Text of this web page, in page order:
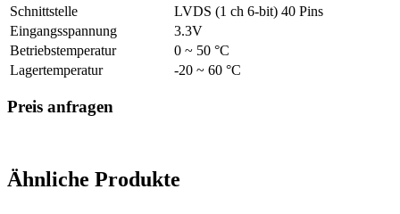
Schnittstelle
LVDS (1 ch 6-bit) 40 Pins
Eingangsspannung
3.3V
Betriebstemperatur
0 ~ 50 °C
Lagertemperatur
-20 ~ 60 °C
Preis anfragen
Ähnliche Produkte